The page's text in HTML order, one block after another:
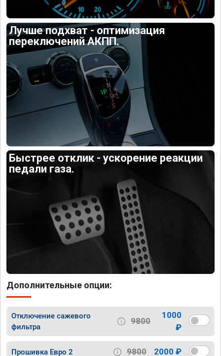
Лучше подхват - оптимизация
переключений АКПП.
Быстрее отклик - ускорение реакции
педали газа.
Дополнительные опции:
Отключение сажевого
фильтра
9800
1000
₽
Прошивка Евро 2 9800 2000 ₽